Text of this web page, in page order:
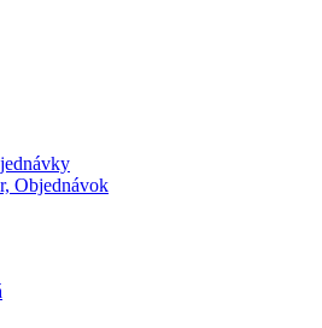
Objednávok